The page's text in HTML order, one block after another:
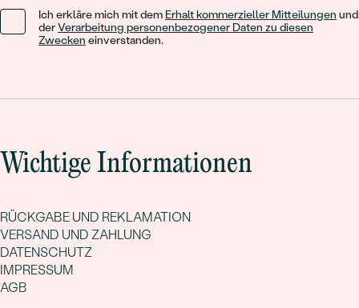
Ich erkläre mich mit dem Erhalt kommerzieller Mitteilungen und
derVerarbeitung personenbezogener Daten zu diesen
Zwecken einverstanden.
Wichtige Informationen
RÜCKGABE UND REKLAMATION
VERSAND UND ZAHLUNG
DATENSCHUTZ
IMPRESSUM
AGB